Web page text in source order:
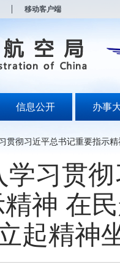
移动客户端
信息公开 办事
贯彻习近平总书记重要指示精
习贯
神 在
起精神